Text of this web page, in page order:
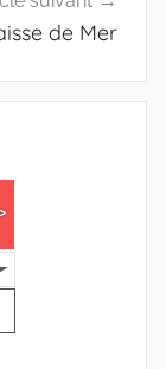
de Mer